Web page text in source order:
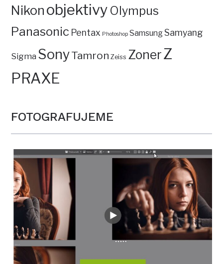
Nikon objektivy Olympus
Panasonic Pentax Photoshop SamsungSamyang
Sigma SonyTamron Zeiss ZonerZ
PRAXE
FOTOGRAFUJEME